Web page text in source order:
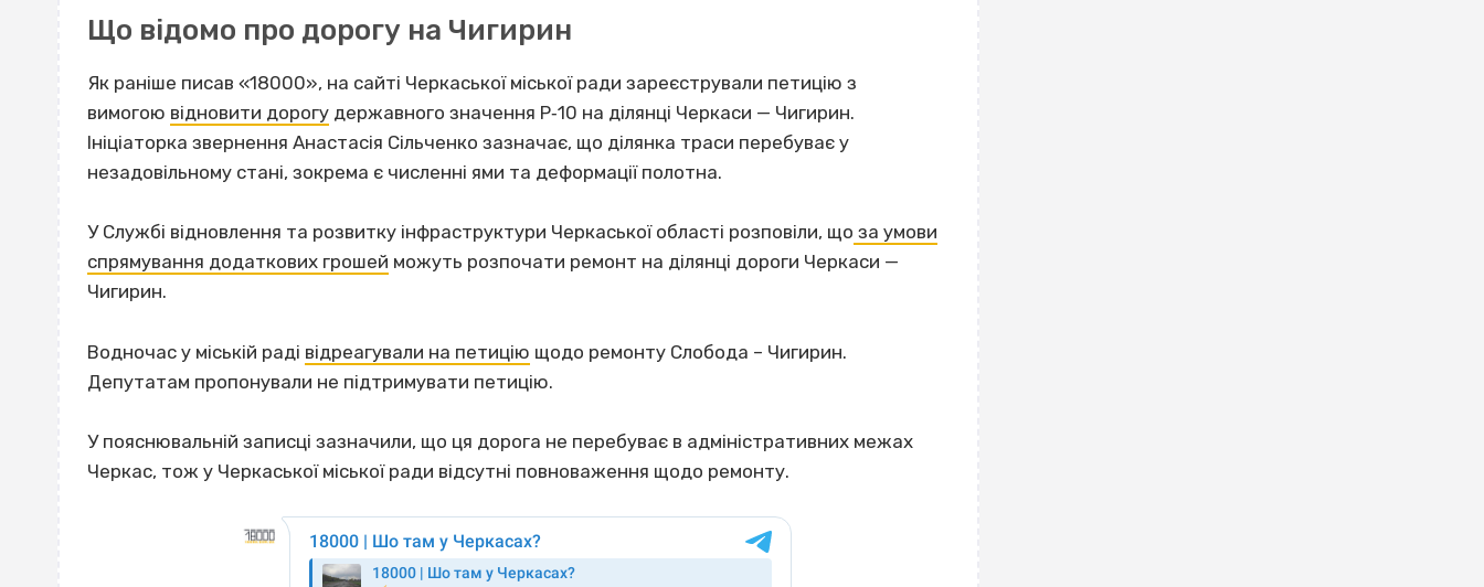
Що відомо про дорогу на Чигирин
Як раніше писав «18000», на сайті Черкаської міської ради зареєстрували петицію з
вимогою відновити дорогу державного значення Р‐10 на ділянці Черкаси — Чигирин.
Ініціаторка звернення Анастасія Сільченко зазначає, що ділянка траси перебуває у
незадовільному стані, зокрема є численні ями та деформації полотна.
У Службі відновлення та розвитку інфраструктури Черкаської області розповіли, що за умови
спрямування додаткових грошей можуть розпочати ремонт на ділянці дороги Черкаси —
Чигирин.
Водночас у міській раді відреагували на петицію щодо ремонту Слобода – Чигирин.
Депутатам пропонували не підтримувати петицію.
У пояснювальній записці зазначили, що ця дорога не перебуває в адміністративних межах
Черкас, тож у Черкаської міської ради відсутні повноваження щодо ремонту.